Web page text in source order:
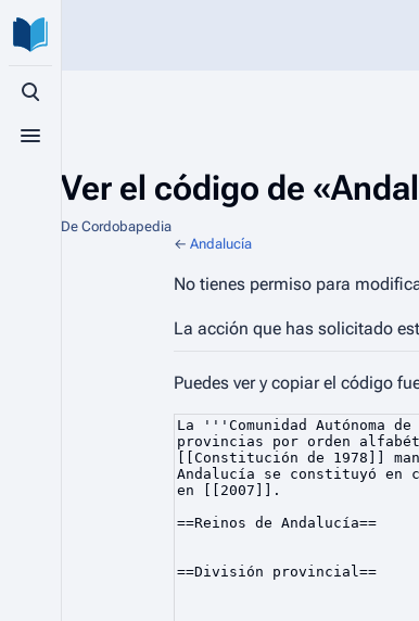
Búsqueda alternativa
Menú alternativo
Ver el código de
De Cordobapedia
← Andalucía
No tienes permiso para
La acción que has solicitado
Puedes ver y copiar el código